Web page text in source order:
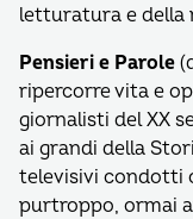
letturatura e della
Pensieri e Parole
ripercorre vita e
giornalisti del XX
ai grandi della
televisivi condotti
purtroppo, ormai